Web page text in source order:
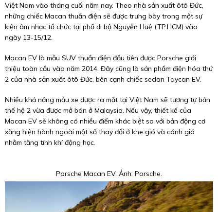
Việt Nam vào tháng cuối năm nay. Theo nhà sản xuất ôtô Đức,
những chiếc Macan thuần điện sẽ được trưng bày trong một sự
kiện âm nhạc tổ chức tại phố đi bộ Nguyễn Huệ (TP.HCM) vào
ngày 13-15/12.
Macan EV là mẫu SUV thuần điện đầu tiên được Porsche giới
thiệu toàn cầu vào năm 2014. Đây cũng là sản phẩm điện hóa thứ
2 của nhà sản xuất ôtô Đức, bên cạnh chiếc sedan Taycan EV.
Nhiều khả năng mẫu xe được ra mắt tại Việt Nam sẽ tương tự bản
thế hệ 2 vừa được mở bán ở Malaysia. Nếu vậy, thiết kế của
Macan EV sẽ không có nhiều điểm khác biệt so với bản động cơ
xăng hiện hành ngoài một số thay đổi ở khe gió và cánh gió
nhằm tăng tính khí động học.
Porsche Macan EV. Ảnh: Porsche.